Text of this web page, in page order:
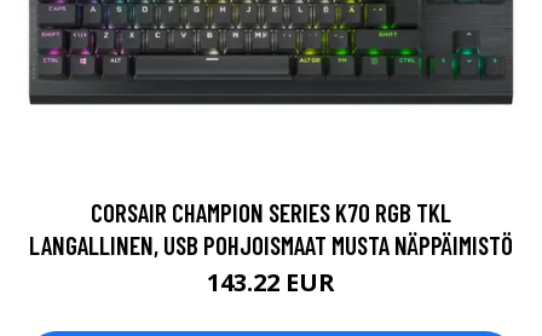
CORSAIR CHAMPION SERIES K70 RGB TKL
LANGALLINEN, USB POHJOISMAAT MUSTA NÄPPÄIMISTÖ
143.22 EUR